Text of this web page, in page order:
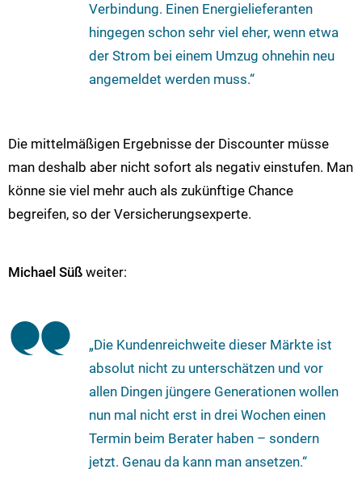
Verbindung. Einen Energielieferanten
hingegen schon sehr viel eher, wenn etwa
der Strom bei einem Umzug ohnehin neu
angemeldet werden muss.“
Die mittelmäßigen Ergebnisse der Discounter müsse
man deshalb aber nicht sofort als negativ einstufen. Man
könne sie viel mehr auch als zukünftige Chance
begreifen, so der Versicherungsexperte.
Michael Süß weiter:
„Die Kundenreichweite dieser Märkte ist
absolut nicht zu unterschätzen und vor
allen Dingen jüngere Generationen wollen
nun mal nicht erst in drei Wochen einen
Termin beim Berater haben – sondern
jetzt. Genau da kann man ansetzen.“